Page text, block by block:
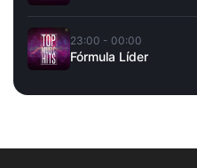
23:00 - 00:00
Fórmula Líder